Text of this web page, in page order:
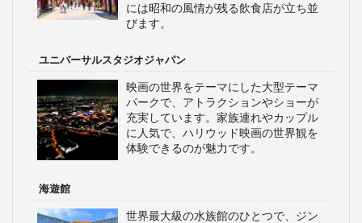
には昭和の風情が残る飲食店が立ち並
びます。
ユニバーサルスタジオジャパン
映画の世界をテーマにした大型テーマ
パークで、アトラクションやショーが
充実しています。家族連れやカップル
に人気で、ハリウッド映画の世界観を
体験できるのが魅力です。
海遊館
世界最大級の水族館のひとつで、ジン